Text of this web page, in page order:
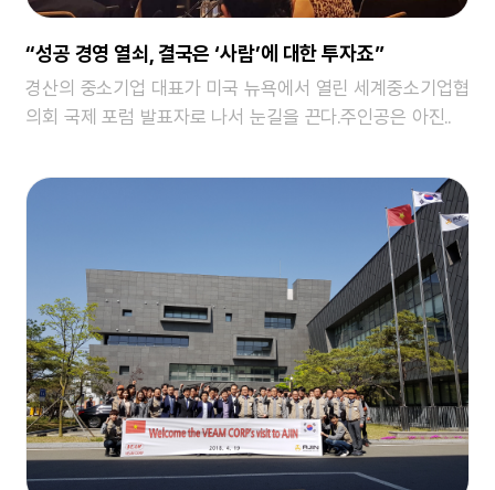
“성공 경영 열쇠, 결국은 ‘사람’에 대한 투자죠”
경산의 중소기업 대표가 미국 뉴욕에서 열린 세계중소기업협
의회 국제 포럼 발표자로 나서 눈길을 끈다.주인공은 아진..